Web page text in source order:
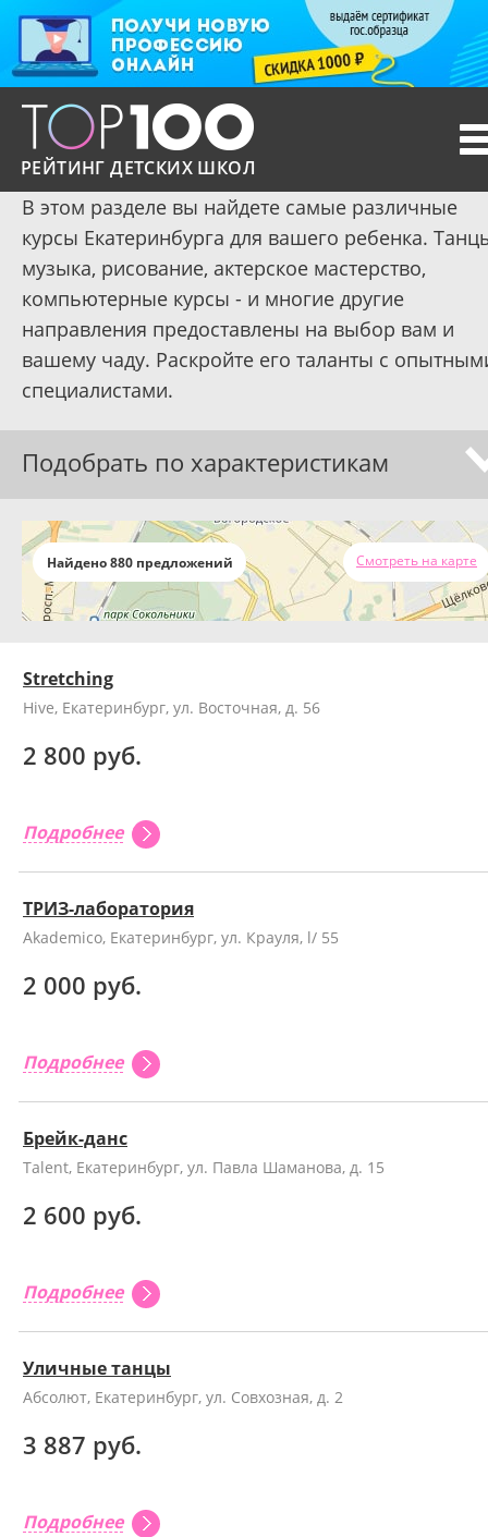
РЕЙТИНГ ДЕТСКИХ ШКОЛ
В этом разделе вы найдете самые различные
курсы Екатеринбурга для вашего ребенка.
музыка, рисование, актерское мастерство,
компьютерные курсы - и многие другие
направления предоставлены на выбор вам и
вашему чаду. Раскройте его таланты с
специалистами.
Подобрать по характеристикам
Найдено 880 предложений Смотреть на карте
Stretching
Hive, Екатеринбург, ул. Восточная, д. 56
2 800 руб.
Подробнее
ТРИЗ-лаборатория
Akademico, Екатеринбург, ул. Крауля, l/ 55
2 000 руб.
Подробнее
Брейк-данс
Talent, Екатеринбург, ул. Павла Шаманова, д. 15
2 600 руб.
Подробнее
Уличные танцы
Абсолют, Екатеринбург, ул. Совхозная, д. 2
3 887 руб.
Подробнее